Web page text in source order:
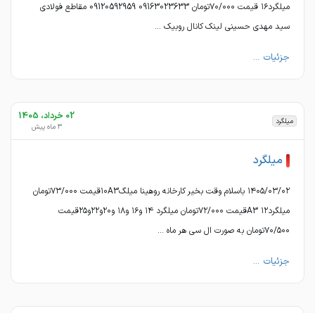
میلگرد۱۶ قیمت ۷۰/۰۰۰تومان 09163023633 09120592959 مقاطع فولادی
سید مهدی حسینی لینک کانال روبیک ...
جزئیات ...
میلگرد 02 خرداد، 1405
3 ماه پیش
میلگرد
۱۴۰۵/۰۳/۰۲ باسلام وقت بخیر کارخانه روهینا میلگ۱۰A3قیمت ۷۳/۰۰۰تومان
میلگرد۱۲ A3قیمت ۷۲/۰۰۰تومان میلگرد ۱۴ و۱۶ و۱۸ و۲۰و۲۲و۲۵قیمت
۷۰/۵۰۰تومان به صورت ال سی هر ماه ...
جزئیات ...